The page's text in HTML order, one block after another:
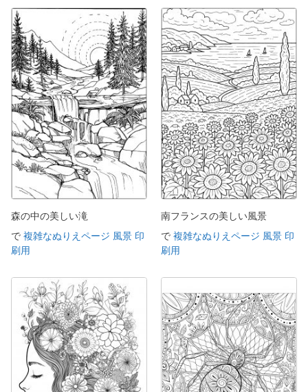
森の中の美しい滝
で 複雑なぬりえページ 風景 印
刷用
南フランスの美しい風景
で 複雑なぬりえページ 風景 印
刷用